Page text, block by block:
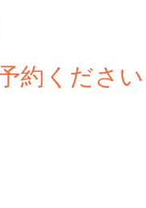
約ください